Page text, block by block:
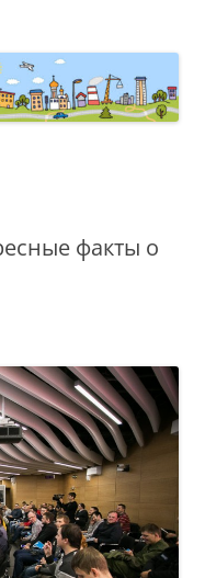
факты о